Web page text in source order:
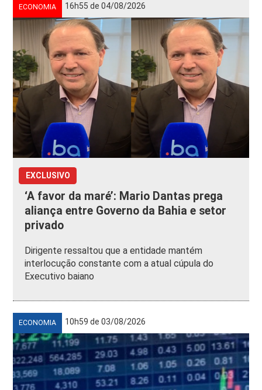
ECONOMIA 16h55 de 04/08/2026
EXCLUSIVO
‘A favor da maré’: Mario Dantas prega
aliança entre Governo da Bahia e setor
privado
Dirigente ressaltou que a entidade mantém
interlocução constante com a atual cúpula do
Executivo baiano
ECONOMIA 10h59 de 03/08/2026